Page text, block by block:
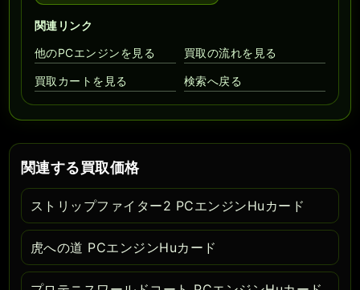
関連リンク
他のPCエンジンを見る
買取の流れを見る
買取カートを見る 検索へ戻る
関連する買取価格
ストリップファイター2 PCエンジンHuカード
虎への道 PCエンジンHuカード